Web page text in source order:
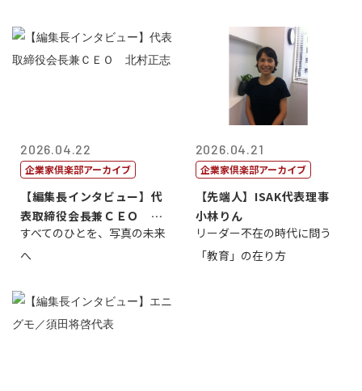
2026.04.22
企業家倶楽部アーカイブ
【編集長インタビュー】代
表取締役会長兼ＣＥＯ 北
村正志
すべてのひとを、写真の未来
へ
2026.04.21
企業家倶楽部アーカイブ
【先端人】ISAK代表理事
小林りん
リーダー不在の時代に問う
「教育」の在り方